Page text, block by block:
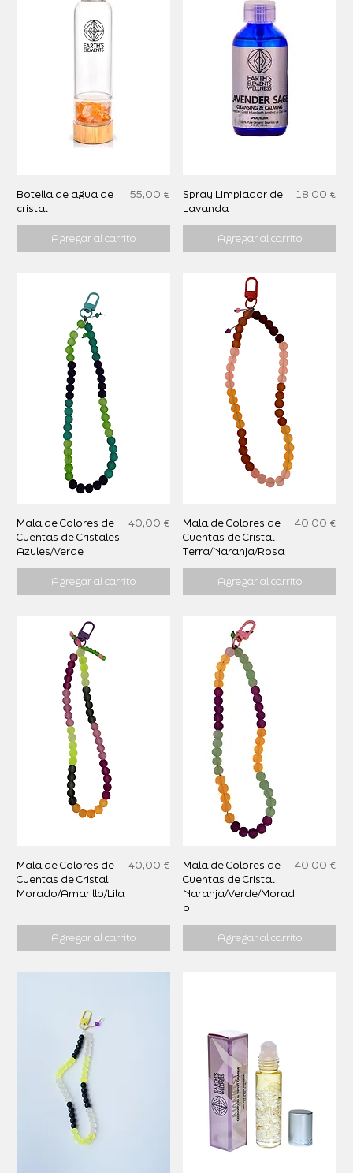
Botella de agua de
cristal
Precio
55,00 €
Agregar al carrito
Spray Limpiador de
Lavanda
Precio
18,00 €
Agregar al carrito
Mala de Colores de
Cuentas de Cristales
Azules/Verde
Precio
40,00 €
Agregar al carrito
Mala de Colores de
Cuentas de Cristal
Terra/Naranja/Rosa
Precio
40,00 €
Agregar al carrito
Mala de Colores de
Cuentas de Cristal
Morado/Amarillo/Lila
Precio
40,00 €
Agregar al carrito
Mala de Colores de
Cuentas de Cristal
Naranja/Verde/Morad
o
Precio
40,00 €
Agregar al carrito